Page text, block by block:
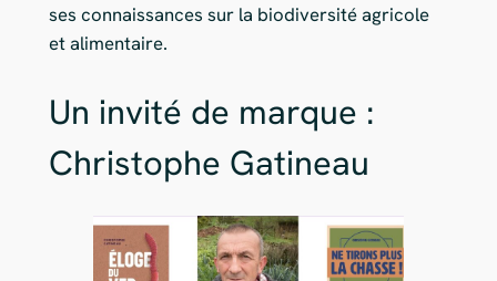
ses connaissances sur la biodiversité agricole
et alimentaire.
Un invité de marque :
Christophe Gatineau